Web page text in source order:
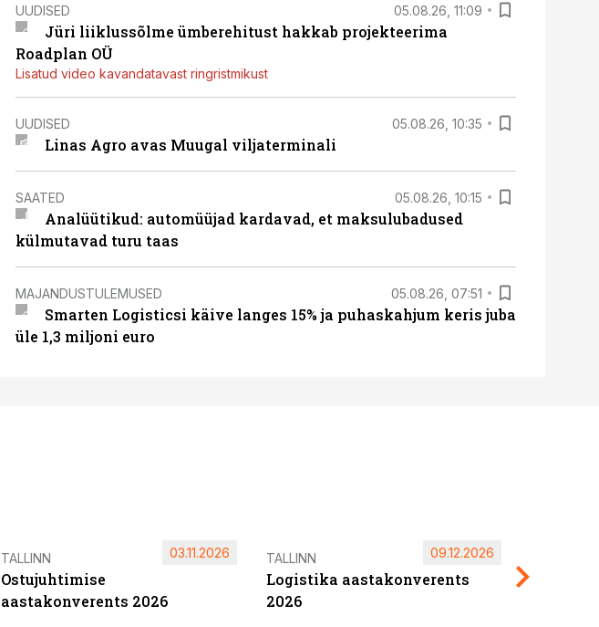
UUDISED 05.08.26, 11:09
Jüri liiklussõlme ümberehitust hakkab projekteerima
Roadplan OÜ
Lisatud video kavandatavast ringristmikust
UUDISED 05.08.26, 10:35
Linas Agro avas Muugal viljaterminali
SAATED 05.08.26, 10:15
Analüütikud: automüüjad kardavad, et maksulubadused
külmutavad turu taas
MAJANDUSTULEMUSED 05.08.26, 07:51
Smarten Logisticsi käive langes 15% ja puhaskahjum keris juba
üle 1,3 miljoni euro
TALLINN
Ostujuhtimise
aastakonverents 2026
03.11.2026 TALLINN
Logistika aastakonverents
2026
09.12.2026